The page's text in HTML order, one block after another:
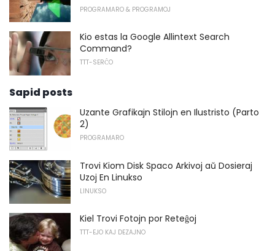
PROGRAMARO & PROGRAMOJ
Kio estas la Google Allintext Search
Command?
TTT-SERĈO
Sapid posts
Uzante Grafikajn Stilojn en Ilustristo (Parto
2)
PROGRAMARO
Trovi Kiom Disk Spaco Arkivoj aŭ Dosieraj
Uzoj En Linukso
LINUKSO
Kiel Trovi Fotojn por Reteĝoj
TTT-EJO KAJ DEZAJNO